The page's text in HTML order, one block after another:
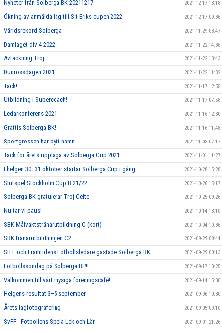
Nyheter från Solberga BK 20211217 2021-12-17 13:18
Ökning av anmälda lag till S:t Eriks-cupen 2022 2021-12-17 09:36
Världsrekord Solberga 2021-11-29 08:47
Damlaget div 4 2022 2021-11-22 14:36
Avtackning Troj 2021-11-22 13:43
Dunrossdagen 2021 2021-11-22 11:32
Tack! 2021-11-17 12:55
Utbildning i Supercoach! 2021-11-17 07:58
Ledarkonferens 2021 2021-11-16 12:30
Grattis Solberga BK! 2021-11-16 11:48
Sportgrossen har bytt namn. 2021-11-03 07:17
Tack för årets upplaga av Solberga Cup 2021 2021-11-01 11:27
I helgen 30–31 oktober startar Solberga Cup i gång 2021-10-28 15:28
Slutspel Stockholm Cup B 21/22 2021-10-26 15:17
Solberga BK gratulerar Troj Celte 2021-10-25 09:26
Nu tar vi paus! 2021-10-14 13:10
SBK Målvaktstränarutbildning C (kort) 2021-10-04 10:36
SBK tränarutbildningen C2 2021-09-29 08:44
StFF och Framtidens Fotbollsledare gästade Solberga BK 2021-09-29 00:13
Fotbollssöndag på Solberga BP!! 2021-09-17 10:25
Välkommen till vårt mysiga föreningscafé! 2021-09-14 15:30
Helgens resultat 3–5 september 2021-09-06 10:30
Årets lagfotografering 2021-09-05 09:10
SvFF - Fotbollens Spela Lek och Lär 2021-09-01 21:26